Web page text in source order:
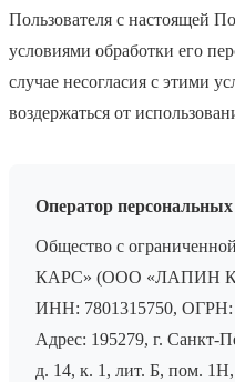
Пользователя с настоящей
условиями обработки его
случае несогласия с этими
воздержаться от
Оператор
Общество с
КАРС» (ООО «ЛАПИН
ИНН: 7801315750, ОГРН:
Адрес: 195279, г. Санкт-
д. 14, к. 1, лит. Б, пом.